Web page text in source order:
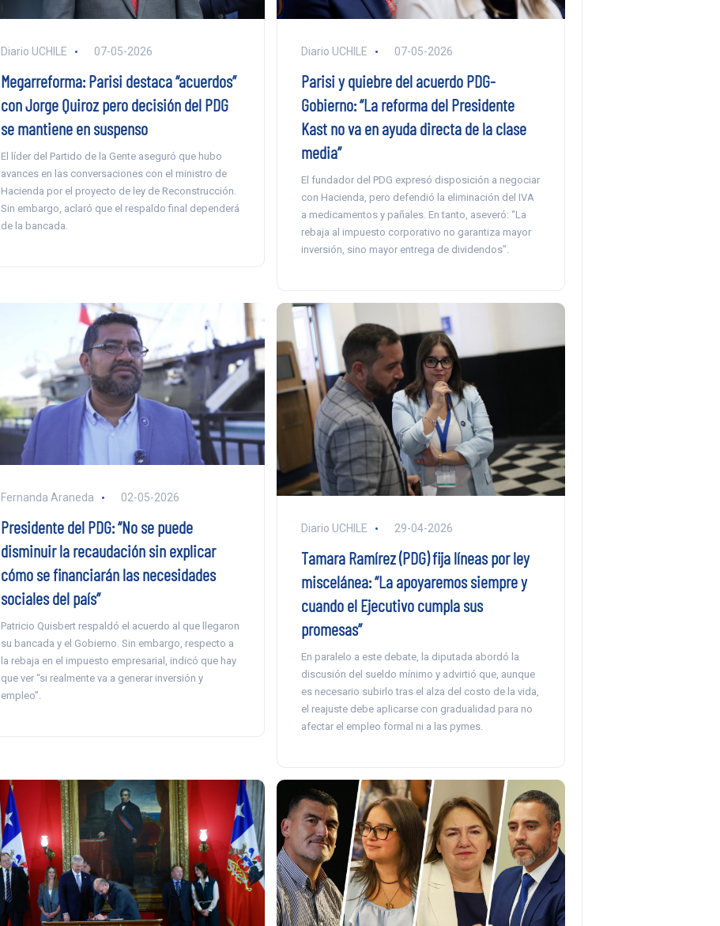
Diario UCHILE 07-05-2026
Megarreforma: Parisi destaca “acuerdos”
con Jorge Quiroz pero decisión del PDG
se mantiene en suspenso
El líder del Partido de la Gente aseguró que hubo
avances en las conversaciones con el ministro de
Hacienda por el proyecto de ley de Reconstrucción.
Sin embargo, aclaró que el respaldo final dependerá
de la bancada.
Diario UCHILE 07-05-2026
Parisi y quiebre del acuerdo PDG-
Gobierno: “La reforma del Presidente
Kast no va en ayuda directa de la clase
media”
El fundador del PDG expresó disposición a negociar
con Hacienda, pero defendió la eliminación del IVA
a medicamentos y pañales. En tanto, aseveró: “La
rebaja al impuesto corporativo no garantiza mayor
inversión, sino mayor entrega de dividendos”.
Fernanda Araneda 02-05-2026
Presidente del PDG: “No se puede
disminuir la recaudación sin explicar
cómo se financiarán las necesidades
sociales del país”
Patricio Quisbert respaldó el acuerdo al que llegaron
su bancada y el Gobierno. Sin embargo, respecto a
la rebaja en el impuesto empresarial, indicó que hay
que ver “si realmente va a generar inversión y
empleo”.
Diario UCHILE 29-04-2026
Tamara Ramírez (PDG) fija líneas por ley
miscelánea: “La apoyaremos siempre y
cuando el Ejecutivo cumpla sus
promesas”
En paralelo a este debate, la diputada abordó la
discusión del sueldo mínimo y advirtió que, aunque
es necesario subirlo tras el alza del costo de la vida,
el reajuste debe aplicarse con gradualidad para no
afectar el empleo formal ni a las pymes.